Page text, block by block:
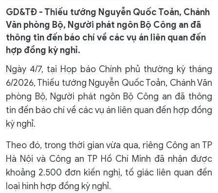
GD&TĐ - Thiếu tướng Nguyễn Quốc Toản, Chánh
Văn phòng Bộ, Người phát ngôn Bộ Công an đã
thông tin đến báo chí về các vụ án liên quan đến
hợp đồng kỳ nghỉ.
Ngày 4/7, tại Họp báo Chính phủ thường kỳ tháng
6/2026, Thiếu tướng Nguyễn Quốc Toản, Chánh Văn
phòng Bộ, Người phát ngôn Bộ Công an đã thông
tin đến báo chí về các vụ án liên quan đến hợp đồng
kỳ nghỉ.
Theo đó, trong thời gian vừa qua, riêng Công an TP
Hà Nội và Công an TP Hồ Chí Minh đã nhận được
khoảng 2.500 đơn kiến nghị, tố giác liên quan đến
loại hình hợp đồng kỳ nghỉ.